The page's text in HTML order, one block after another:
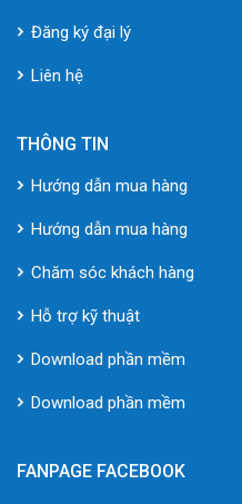
Đăng ký đại lý
Liên hệ
THÔNG TIN
Hướng dẫn mua hàng
Hướng dẫn mua hàng
Chăm sóc khách hàng
Hỗ trợ kỹ thuật
Download phần mềm
Download phần mềm
FANPAGE FACEBOOK